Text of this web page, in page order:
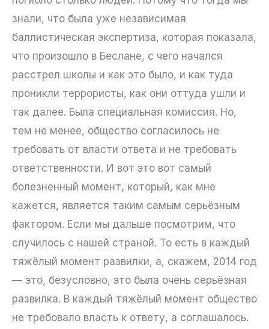
знали, что была уже независимая
баллистическая экспертиза, которая показала,
что произошло в Беслане, с чего начался
расстрел школы и как это было, и как туда
проникли террористы, как они оттуда ушли и
так далее. Была специальная комиссия. Но,
тем не менее, общество согласилось не
требовать от власти ответа и не требовать
ответственности. И вот это вот самый
болезненный момент, который, как мне
кажется, является таким самым серьёзным
фактором. Если мы дальше посмотрим, что
случилось с нашей страной. То есть в каждый
тяжёлый момент развилки, а, скажем, 2014 год
— это, безусловно, это была очень серьёзная
развилка. В каждый тяжёлый момент общество
не требовало власть к ответу, а соглашалось.